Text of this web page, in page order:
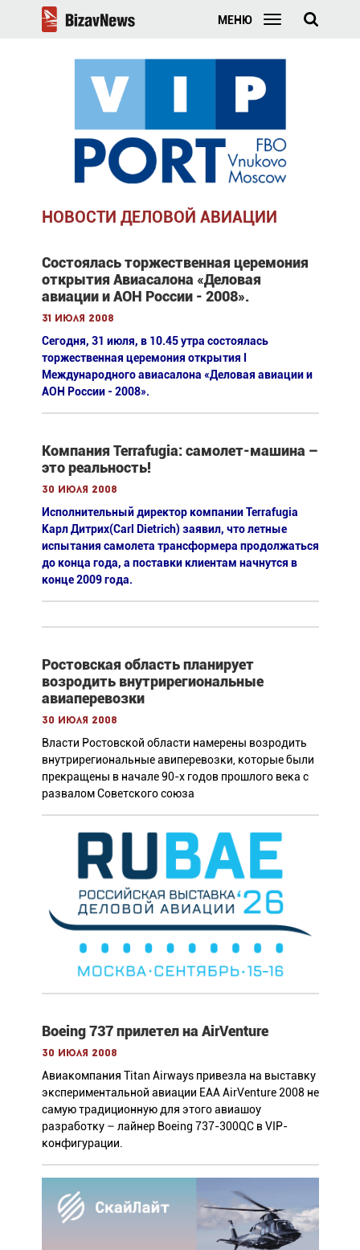
МЕНЮ
НОВОСТИ ДЕЛОВОЙ АВИАЦИИ
Состоялась торжественная церемония
открытия Авиасалона «Деловая
авиации и АОН России - 2008».
31 июля 2008
Сегодня, 31 июля, в 10.45 утра состоялась
торжественная церемония открытия I
Международного авиасалона «Деловая авиации и
АОН России - 2008».
Компания Terrafugia: самолет-машина –
это реальность!
30 июля 2008
Исполнительный директор компании Terrafugia
Карл Дитрих(Carl Dietrich) заявил, что летные
испытания самолета трансформера продолжаться
до конца года, а поставки клиентам начнутся в
конце 2009 года.
Ростовская область планирует
возродить внутрирегиональные
авиаперевозки
30 июля 2008
Власти Ростовской области намерены возродить
внутрирегиональные авиперевозки, которые были
прекращены в начале 90-х годов прошлого века с
развалом Советского союза
Boeing 737 прилетел на AirVenture
30 июля 2008
Авиакомпания Titan Airways привезла на выставку
экспериментальной авиации ЕАА AirVenture 2008 не
самую традиционную для этого авиашоу
разработку – лайнер Boeing 737-300QC в VIP-
конфигурации.